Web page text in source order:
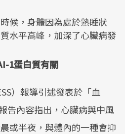
候，身體因為處於熟睡狀
水平高峰，加深了心臟病發
1蛋白質有關
）報導引述發表於「血
告內容指出，心臟病與中風
或半夜，與體內的一種會抑